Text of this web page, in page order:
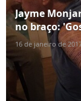
Jayme
no braço:
16 de janeiro de